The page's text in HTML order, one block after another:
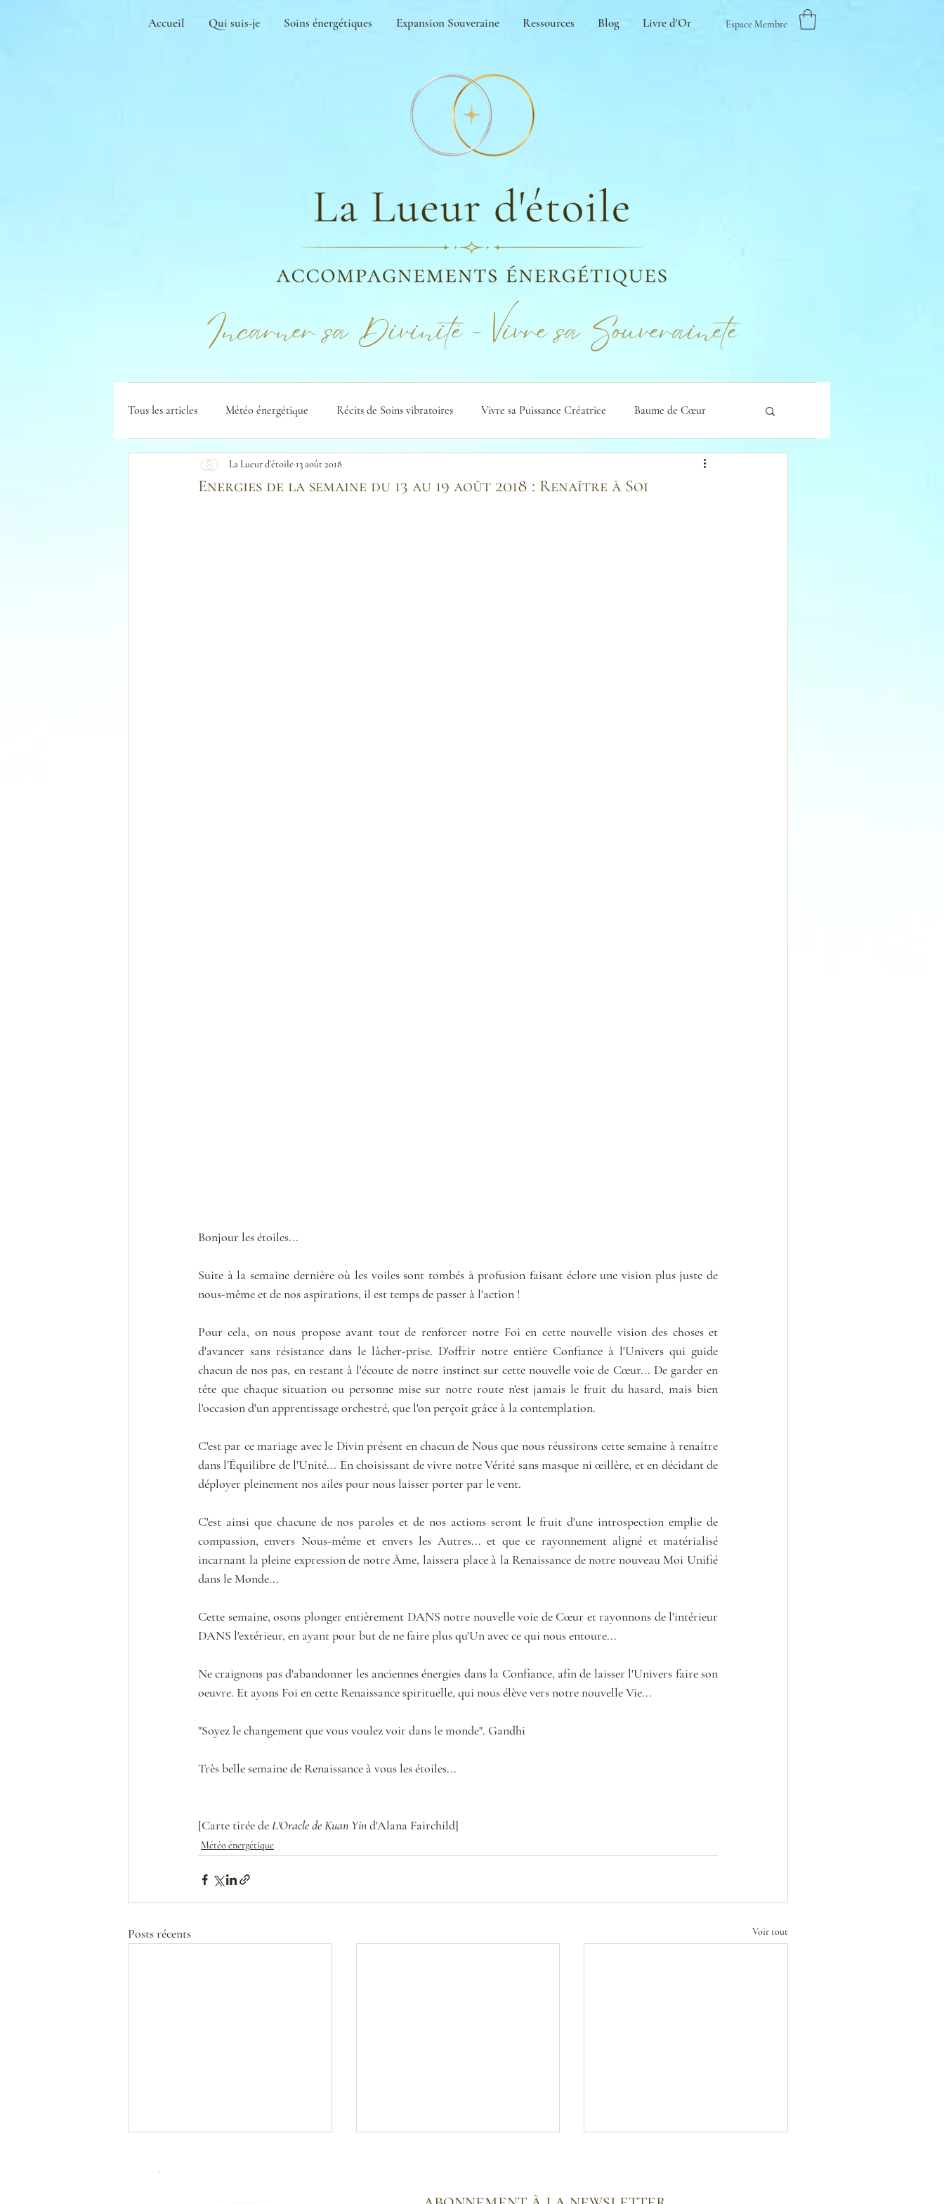
Accueil Qui suis-je Soins énergétiques Expansion Souveraine Ressources Blog Livre d'Or Espace Membre
Incarner sa Divinité - Vivre sa Souveraineté
Tous les articles Météo énergétique Récits de Soins vibratoires Vivre sa Puissance Créatrice Baume de Cœur
Energies de la semaine du 13 au 19 août 2018 : Renaître à Soi
La Lueur d'étoile 13 août 2018
Bonjour les étoiles...
Suite à la semaine dernière où les voiles sont tombés à profusion faisant éclore une vision plus juste de
nous-même et de nos aspirations, il est temps de passer à l'action !
Pour cela, on nous propose avant tout de renforcer notre Foi en cette nouvelle vision des choses et
d'avancer sans résistance dans le lâcher-prise. D'offrir notre entière Confiance à l'Univers qui guide
chacun de nos pas, en restant à l'écoute de notre instinct sur cette nouvelle voie de Cœur... De garder en
tête que chaque situation ou personne mise sur notre route n'est jamais le fruit du hasard, mais bien
l'occasion d'un apprentissage orchestré, que l'on perçoit grâce à la contemplation.
C'est par ce mariage avec le Divin présent en chacun de Nous que nous réussirons cette semaine à renaître
dans l’Équilibre de l'Unité... En choisissant de vivre notre Vérité sans masque ni œillère, et en décidant de
déployer pleinement nos ailes pour nous laisser porter par le vent.
C'est ainsi que chacune de nos paroles et de nos actions seront le fruit d'une introspection emplie de
compassion, envers Nous-même et envers les Autres... et que ce rayonnement aligné et matérialisé
incarnant la pleine expression de notre Âme, laissera place à la Renaissance de notre nouveau Moi Unifié
dans le Monde...
Cette semaine, osons plonger entièrement DANS notre nouvelle voie de Cœur et rayonnons de l'intérieur
DANS l'extérieur, en ayant pour but de ne faire plus qu'Un avec ce qui nous entoure...
Ne craignons pas d'abandonner les anciennes énergies dans la Confiance, afin de laisser l'Univers faire son
oeuvre. Et ayons Foi en cette Renaissance spirituelle, qui nous élève vers notre nouvelle Vie...
"Soyez le changement que vous voulez voir dans le monde". Gandhi
Très belle semaine de Renaissance à vous les étoiles...
[Carte tirée de L'Oracle de Kuan Yin d'Alana Fairchild]
Météo énergétique
Posts récents Voir tout